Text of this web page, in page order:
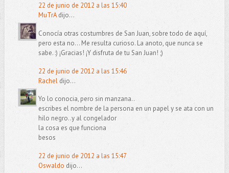
22 de junio de 2012 a las 15:40
MuTrAdijo...
Conocía otras costumbres de San Juan, sobre todo de aquí,
pero esta no... Me resulta curioso. La anoto, que nunca se
sabe. :) ¡Gracias! ¡Y disfruta de tu San Juan! ;)
22 de junio de 2012 a las 15:46
Racheldijo...
Yo lo conocia, pero sin manzana..
escribes el nombre de la persona en un papel y se ata con un
hilo negro..y al congelador
la cosa es que funciona
besos
22 de junio de 2012 a las 15:47
Oswaldo dijo...